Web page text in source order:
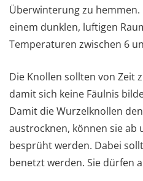
Überwinterung zu hemmen.
einem dunklen, luftigen
Temperaturen zwischen 6
Die Knollen sollten von Zeit
damit sich keine Fäulnis
Damit die Wurzelknollen
austrocknen, können sie ab
besprüht werden. Dabei
benetzt werden. Sie dürfen